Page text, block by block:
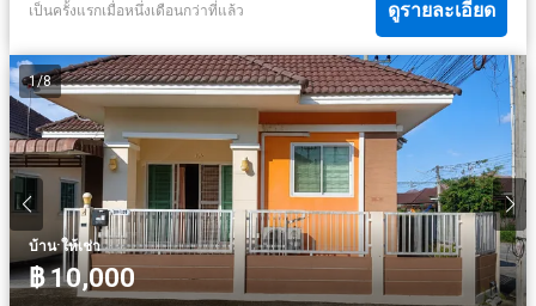
เป็นครั้งแรกเมื่อหนึ่งเดือนกว่าที่แล้ว ดูรายละเอียด
1/8
บ้าน·ให้เช่า
฿ 10,000